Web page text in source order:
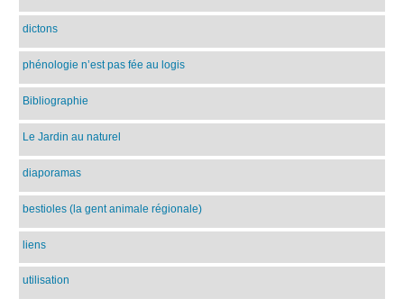
dictons
phénologie n’est pas fée au logis
Bibliographie
Le Jardin au naturel
diaporamas
bestioles (la gent animale régionale)
liens
utilisation